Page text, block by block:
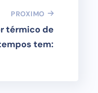
PROXIMO
térmico de
tem: